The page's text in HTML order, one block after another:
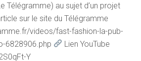
Télégramme) au sujet d’un projet
sur le site du Télégramme
videos/fast-fashion-la-pub-
6828906.php
Lien YouTube
Y